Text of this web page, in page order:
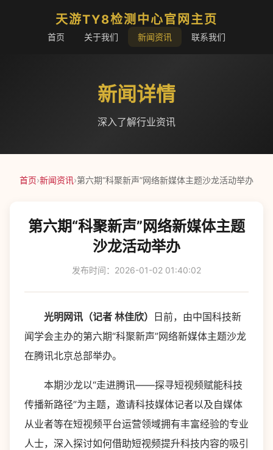
天游TY8检测中心官网主页
首页 关于我们 新闻资讯 联系我们
新闻详情
深入了解行业资讯
首页›新闻资讯›第六期“科聚新声”网络新媒体主题沙龙活动举办
第六期“科聚新声”网络新媒体主题
沙龙活动举办
发布时间：2026-01-02 01:40:02
光明网讯（记者 林佳欣）
日前，由中国科技新
闻学会主办的第六期“科聚新声”网络新媒体主题沙龙
在腾讯北京总部举办。
本期沙龙以“走进腾讯——探寻短视频赋能科技
传播新路径”为主题，邀请科技媒体记者以及自媒体
从业者等在短视频平台运营领域拥有丰富经验的专业
人士，深入探讨如何借助短视频提升科技内容的吸引